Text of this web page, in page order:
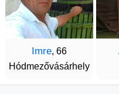
Imre, 66
Hódmezővásárhely